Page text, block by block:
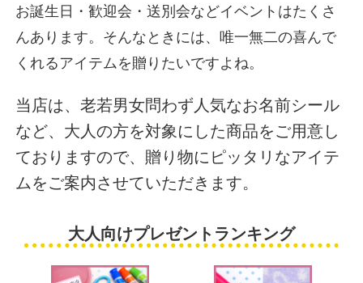
会社概要
お客様への
お知らせ
お誕生日・歓迎会・送別会などイベントはたくさ
んあります。そんなときには、唯一無二の喜んで
くれるアイテムを贈りたいですよね。
当店は、老若男女問わず人気なお名前シール
など、大人の方を対象にした商品をご用意し
ておりますので、贈り物にピッタリなアイテ
ムをご案内させていただきます。
大人向けプレゼントランキング